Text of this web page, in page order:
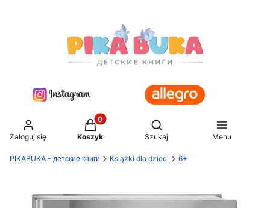
Zaloguj się
Produkty w koszyku: 0. Zobacz szczegóły
Koszyk
Otwórz wyszukiwarkę
Szukaj Menu
PIKABUKA - детские книги Książki dla dzieci 6+